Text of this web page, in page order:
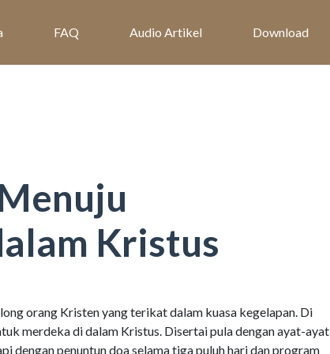
FAQ Audio Artikel Download
Kristus
orang Kristen yang terikat dalam kuasa kegelapan. Di
merdeka di dalam Kristus. Disertai pula dengan ayat-ayat
dengan penuntun doa selama tiga puluh hari dan program